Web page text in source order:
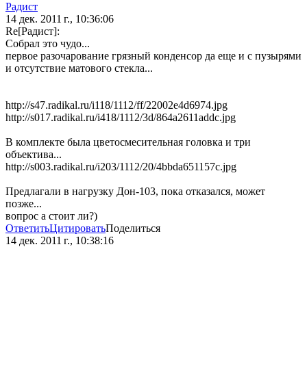
Радист
14 дек. 2011 г., 10:36:06
Re[Радист]:
Собрал это чудо...
первое разочарование грязный конденсор да еще и с пузырями
и отсутствие матового стекла...
http://s47.radikal.ru/i118/1112/ff/22002e4d6974.jpg
http://s017.radikal.ru/i418/1112/3d/864a2611addc.jpg
В комплекте была цветосмесительная головка и три
объектива...
http://s003.radikal.ru/i203/1112/20/4bbda651157c.jpg
Предлагали в нагрузку Дон-103, пока отказался, может
позже...
вопрос а стоит ли?)
ОтветитьЦитироватьПоделиться
14 дек. 2011 г., 10:38:16